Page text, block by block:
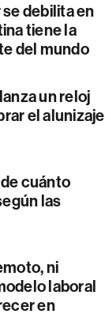
debilita en
tiene la
del mundo
un reloj
el alunizaje
cuánto
las
ni
laboral
en